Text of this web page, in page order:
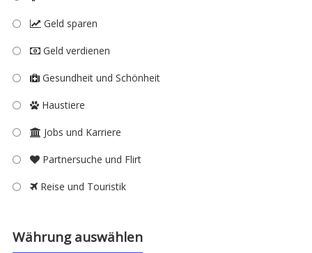
Geld sparen
Geld verdienen
Gesundheit und Schönheit
Haustiere
Jobs und Karriere
Partnersuche und Flirt
Reise und Touristik
Währung auswählen